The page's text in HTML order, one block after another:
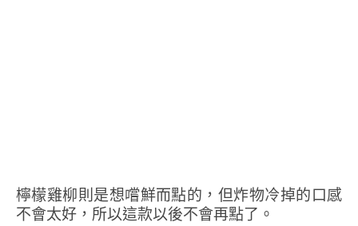
檸檬雞柳則是想嚐鮮而點的，但炸物冷掉的口感
不會太好，所以這款以後不會再點了。